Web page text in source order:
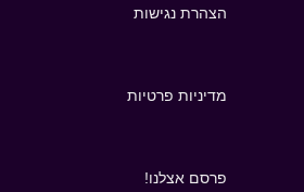
הצהרת נגישות
מדיניות פרטיות
פרסם אצלנו!